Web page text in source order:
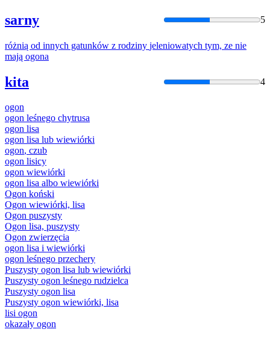
sarny 5
różnią od innych gatunków z rodziny jeleniowatych tym, ze nie
mają ogona
kita 4
ogon
ogon leśnego chytrusa
ogon lisa
ogon lisa lub wiewiórki
ogon, czub
ogon lisicy
ogon wiewiórki
ogon lisa albo wiewiórki
Ogon koński
Ogon wiewiórki, lisa
Ogon puszysty
Ogon lisa, puszysty
Ogon zwierzęcia
ogon lisa i wiewiórki
ogon leśnego przechery
Puszysty ogon lisa lub wiewiórki
Puszysty ogon leśnego rudzielca
Puszysty ogon lisa
Puszysty ogon wiewiórki, lisa
lisi ogon
okazały ogon